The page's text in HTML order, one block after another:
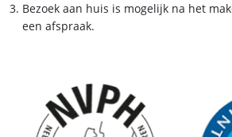
Bezoek aan huis is mogelijk na het
een afspraak.